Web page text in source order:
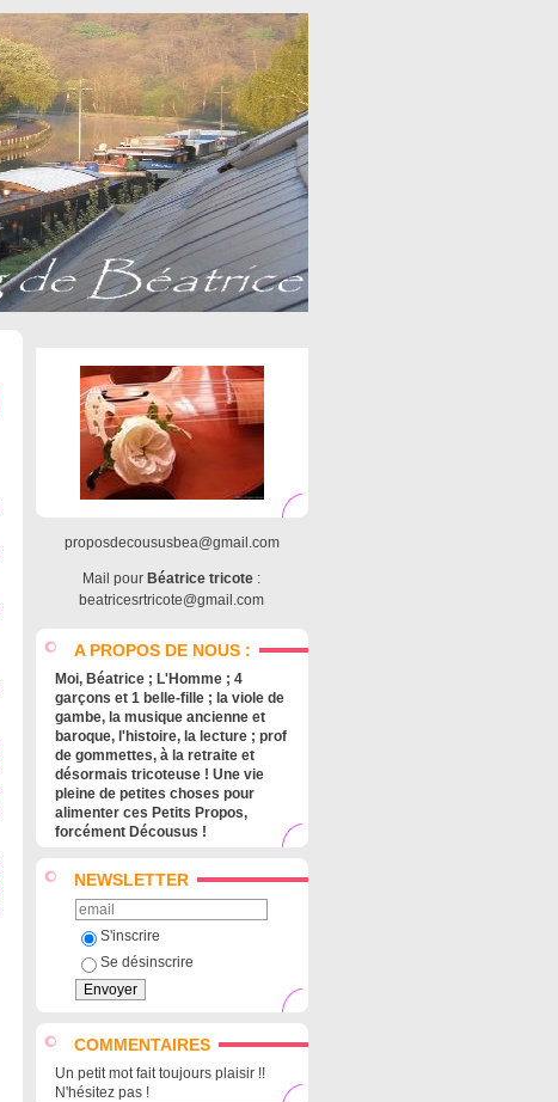
proposdecoususbea@gmail.com
Mail pour Béatrice tricote :
beatricesrtricote@gmail.com
A PROPOS DE NOUS :
Moi, Béatrice ; L'Homme ; 4
garçons et 1 belle-fille ; la viole de
gambe, la musique ancienne et
baroque, l'histoire, la lecture ; prof
de gommettes, à la retraite et
désormais tricoteuse ! Une vie
pleine de petites choses pour
alimenter ces Petits Propos,
forcément Décousus !
NEWSLETTER
S'inscrire
Se désinscrire
COMMENTAIRES
Un petit mot fait toujours plaisir !!
N'hésitez pas !